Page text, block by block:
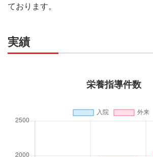
ております。
実績
栄養指導件数